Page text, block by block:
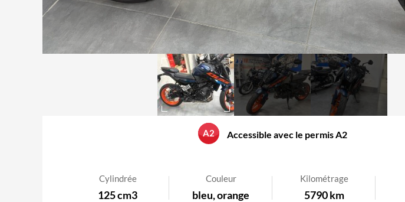
A2 Accessible avec le permis A2
Cylindrée
125 cm3
Couleur
bleu, orange
Kilométrage
5790 km